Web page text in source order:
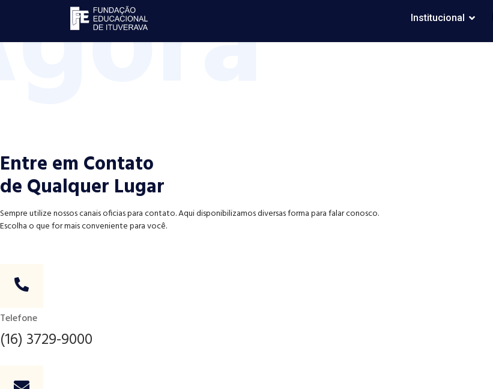
Institucional
Entre em Contato
de Qualquer Lugar
Sempre utilize nossos canais oficias para contato. Aqui disponibilizamos diversas forma para falar conosco.
Escolha o que for mais conveniente para você.
Telefone
(16) 3729-9000